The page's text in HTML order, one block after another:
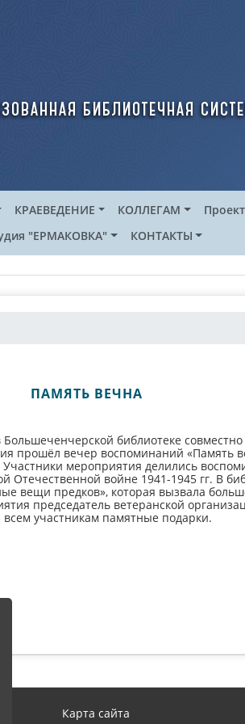
библиотечная
КРАЕВЕДЕНИЕ КОЛЛЕГАМ
"ЕРМАКОВКА" КОНТАКТЫ
ПАМЯТЬ ВЕЧНА
Большеченчерской библиотеке
прошёл вечер воспоминаний «Память
мероприятия делились
Отечественной войне 1941-1945 гг. В
вещи предков», которая вызвала
председатель ветеранской
всем участникам памятные подарки.
Карта сайта